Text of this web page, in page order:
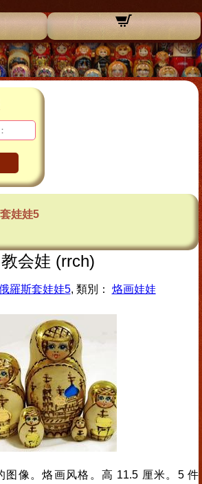
娃娃5
教会娃 (rrch)
羅斯套娃娃5, 類別： 烙画娃娃
图像。烙画风格。高 11.5 厘米。5 件